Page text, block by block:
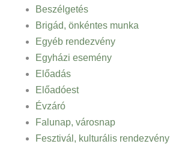
Beszélgetés
Brigád, önkéntes munka
Egyéb rendezvény
Egyházi esemény
Előadás
Előadóest
Évzáró
Falunap, városnap
Fesztivál, kulturális rendezvény